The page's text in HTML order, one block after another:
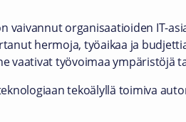
vaivannut organisaatioiden IT-
hermoja, työaikaa ja
vaativat työvoimaa ympäristöjä
tekoälyllä toimiva